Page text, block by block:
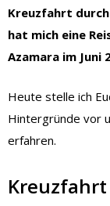
Kreuzfahrt
hat mich eine
Azamara im Juni
Heute stelle ich
Hintergründe vor
erfahren.